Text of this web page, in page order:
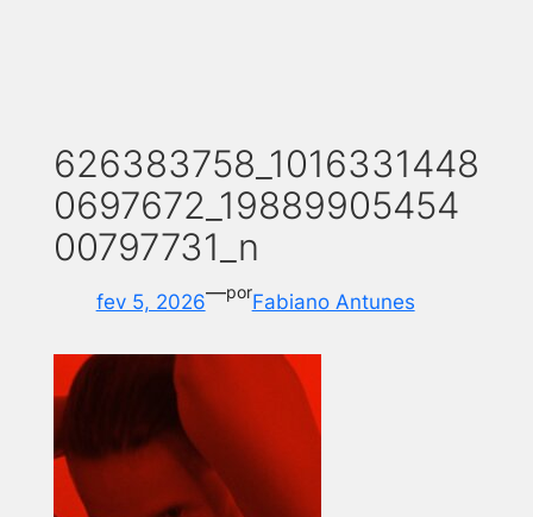
626383758_1016331448
0697672_19889905454
00797731_n
fev 5, 2026—porFabiano Antunes